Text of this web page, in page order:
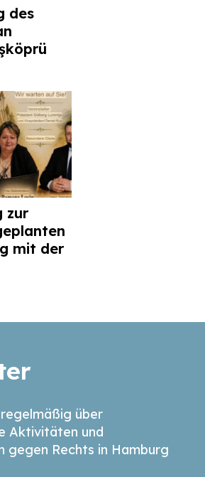
des
zur
mit der
über
Aktivitäten und
gegen Rechts in Hamburg